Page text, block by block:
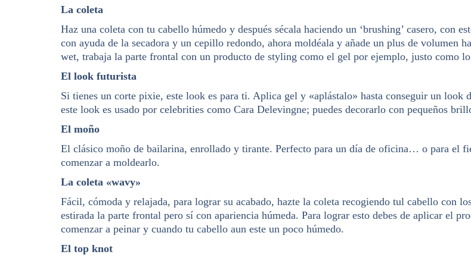
La coleta
Haz una coleta con tu cabello húmedo y después sécala haciendo un ‘brushing’ casero, con
con ayuda de la secadora y un cepillo redondo, ahora moldéala y añade un plus de volumen
wet, trabaja la parte frontal con un producto de styling como el gel por ejemplo, justo como
El look futurista
Si tienes un corte pixie, este look es para ti. Aplica gel y «aplástalo» hasta conseguir un look
este look es usado por celebrities como Cara Delevingne; puedes decorarlo con pequeños
El moño
El clásico moño de bailarina, enrollado y tirante. Perfecto para un día de oficina… o para el
comenzar a moldearlo.
La coleta «wavy»
Fácil, cómoda y relajada, para lograr su acabado, hazte la coleta recogiendo tul cabello con
estirada la parte frontal pero sí con apariencia húmeda. Para lograr esto debes de aplicar el
comenzar a peinar y cuando tu cabello aun este un poco húmedo.
El top knot